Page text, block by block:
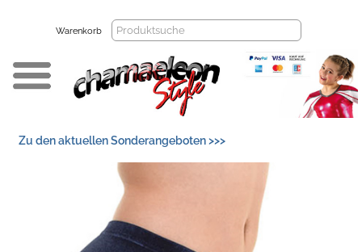
Warenkorb
Zu den aktuellen Sonderangeboten >>>